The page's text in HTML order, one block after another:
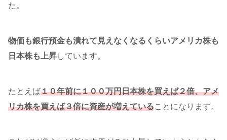
た。
物価も銀行預金も潰れて見えなくなるくらいアメリカ株も
日本株も上昇しています。
たとえば１０年前に１００万円日本株を買えば２倍、アメ
リカ株を買えば３倍に資産が増えていることになります。